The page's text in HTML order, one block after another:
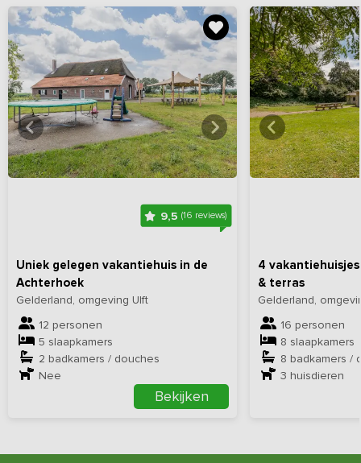
9,5(16 reviews)
Uniek gelegen vakantiehuis in de
Achterhoek
Gelderland, omgeving Ulft
12 personen
5 slaapkamers
2 badkamers / douches
Nee
Bekijken
Bekijkhieralle foto's
4
& terras
Gelderland,
16 personen
8 slaapkamers
8 badkamers /
3 huisdieren
Bekijk